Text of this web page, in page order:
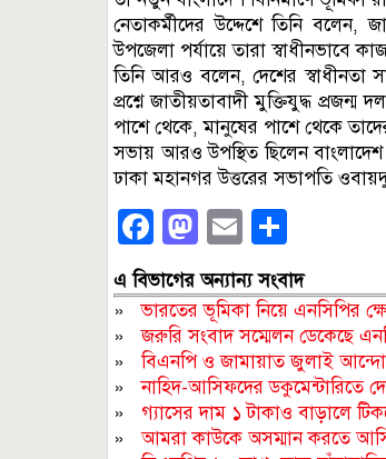
নেতাকর্মীদের উদ্দেশে তিনি বলেন,
উপজেলা পর্যায়ে তারা স্বাধীনভাবে
তিনি আরও বলেন, দেশের স্বাধীনতা
প্রশ্নে জাতীয়তাবাদী মুক্তিযুদ্ধ
পাশে থেকে, মানুষের পাশে থেকে
সভায় আরও উপস্থিত ছিলেন
ঢাকা মহানগর উত্তরের সভাপতি
Facebook
Mastodon
Email
এ বিভাগের অন্যান্য সংবাদ
»ভারতের ভূমিকা নিয়ে এনসিপির
»জরুরি সংবাদ সম্মেলন ডেকেছে
»বিএনপি ও জামায়াত জুলাই
»নাহিদ-আসিফদের ডকুমেন্টারিতে
» গ্যাসের দাম ১ টাকাও বাড়ালে
»আমরা কাউকে অসম্মান করতে